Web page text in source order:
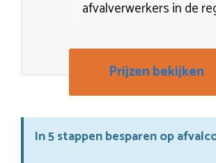
afvalverwerkers in de
Prijzen bekijken
In 5 stappen besparen op